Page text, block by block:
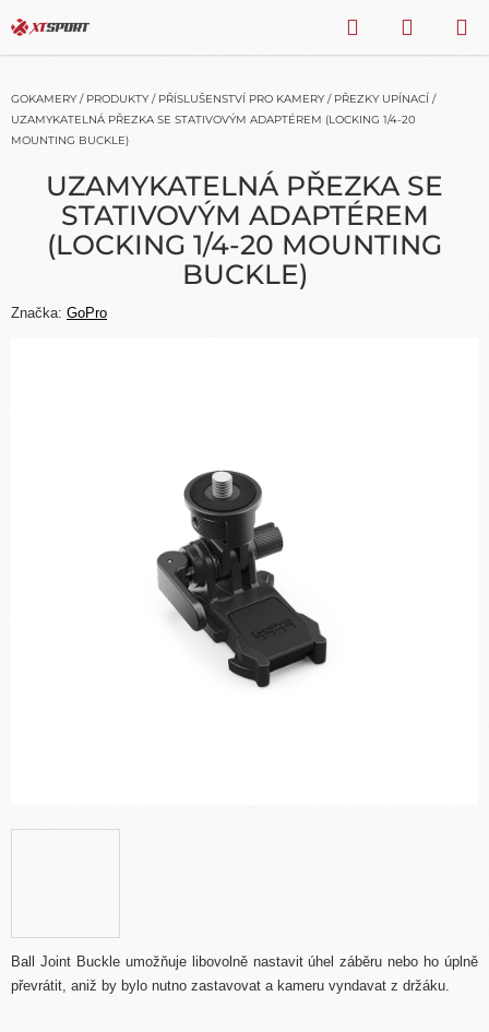
na
HLEDAT
KOŠÍK
GOKAMERY / PRODUKTY / PŘÍSLUŠENSTVÍ PRO KAMERY / PŘEZKY UPÍNACÍ /
UZAMYKATELNÁ PŘEZKA SE STATIVOVÝM ADAPTÉREM (LOCKING 1/4-20
MOUNTING BUCKLE)
Ball Joint Buckle umožňuje libovolně nastavit úhel záběru nebo ho úplně
převrátit, aniž by bylo nutno zastavovat a kameru vyndavat z držáku.
UZAMYKATELNÁ PŘEZKA SE
STATIVOVÝM ADAPTÉREM
(LOCKING 1/4-20 MOUNTING
BUCKLE)
Značka: GoPro